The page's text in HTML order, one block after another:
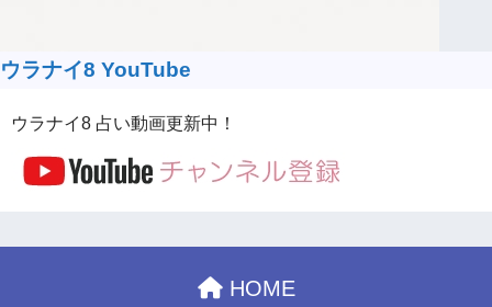
ウラナイ8 YouTube
ウラナイ8 占い動画更新中！
HOME